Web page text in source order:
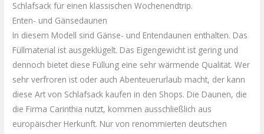
Schlafsack für einen klassischen Wochenendtrip.
Enten- und Gänsedaunen
In diesem Modell sind Gänse- und Entendaunen enthalten. Das
Füllmaterial ist ausgeklügelt. Das Eigengewicht ist gering und
dennoch bietet diese Füllung eine sehr wärmende Qualität. Wer
sehr verfroren ist oder auch Abenteuerurlaub macht, der kann
diese Art von Schlafsack kaufen in den Shops. Die Daunen, die
die Firma Carinthia nutzt, kommen ausschließlich aus
europäischer Herkunft. Nur von renommierten deutschen